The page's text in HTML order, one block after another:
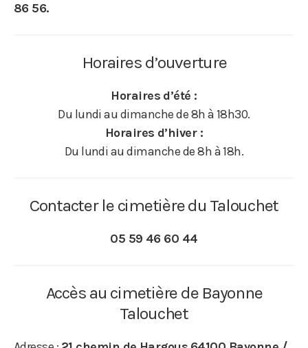
86 56.
Horaires d’ouverture
Horaires d’été :
Du lundi au dimanche de 8h à 18h30.
Horaires d’hiver :
Du lundi au dimanche de 8h à 18h.
Contacter le cimetière du Talouchet
05 59 46 60 44
Accès au cimetière de Bayonne
Talouchet